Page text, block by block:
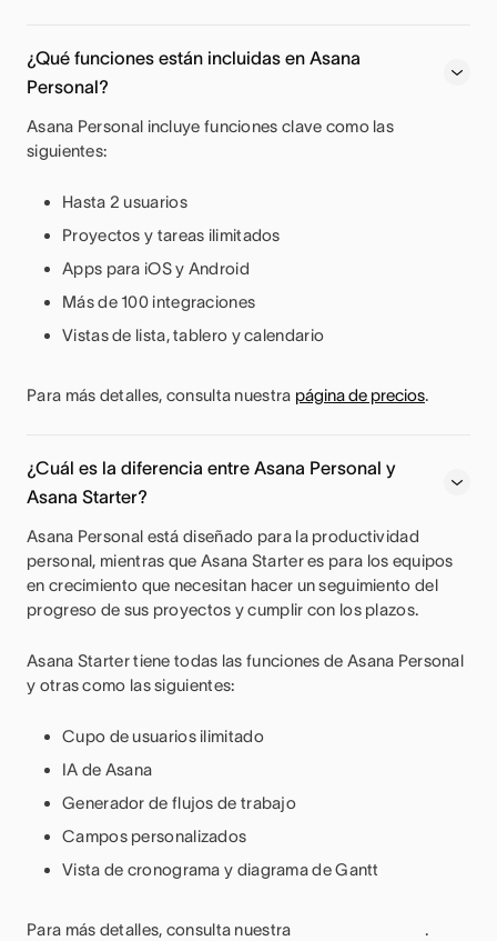
¿Qué funciones están incluidas en Asana
Personal?
Asana Personal incluye funciones clave como las
siguientes:
Hasta 2 usuarios
Proyectos y tareas ilimitados
Apps para iOS y Android
Más de 100 integraciones
Vistas de lista, tablero y calendario
Para más detalles, consulta nuestra página de precios.
¿Cuál es la diferencia entre Asana Personal y
Asana Starter?
Asana Personal está diseñado para la productividad
personal, mientras que Asana Starter es para los equipos
en crecimiento que necesitan hacer un seguimiento del
progreso de sus proyectos y cumplir con los plazos.
Asana Starter tiene todas las funciones de Asana Personal
y otras como las siguientes:
Cupo de usuarios ilimitado
IA de Asana
Generador de flujos de trabajo
Campos personalizados
Vista de cronograma y diagrama de Gantt
Para más detalles, consulta nuestra .